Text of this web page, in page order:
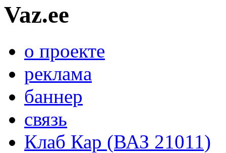
Vaz.ee
о проекте
реклама
баннер
связь
Клаб Кар (ВАЗ 21011)